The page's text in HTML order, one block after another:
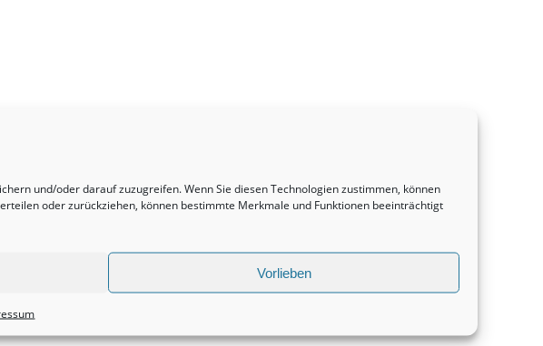
und/oder darauf zuzugreifen. Wenn Sie diesen Technologien zustimmen, können
oder zurückziehen, können bestimmte Merkmale und Funktionen beeinträchtigt
Vorlieben